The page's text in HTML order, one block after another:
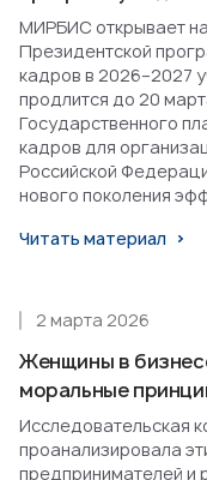
МИРБИС открывает
Президентской
кадров в 2026–2027
продлится до 20
Государственного
кадров для
Российской
нового поколения
Читать материал
Женщины в
моральные
2 марта 2026
Исследовательская
проанализировала
предпринимателей и